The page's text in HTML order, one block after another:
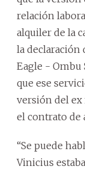
relación
alquiler de la
la declaración
Eagle - Ombu
que ese
versión del ex
el contrato de
“Se puede
Vinicius